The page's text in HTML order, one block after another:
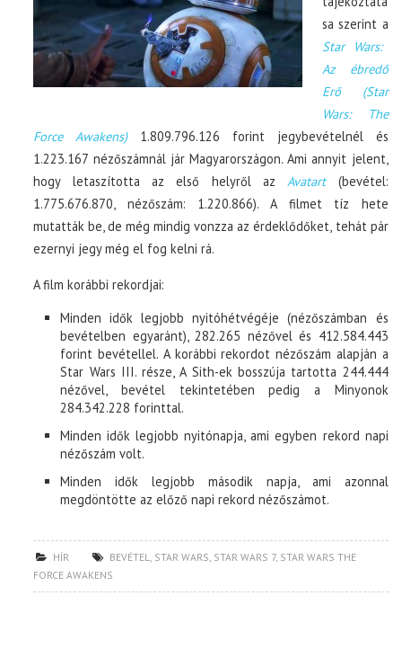
sa szerint a
Star Wars:
Az ébredő
Erő (Star
Wars: The
Force Awakens)1.809.796.126 forint jegybevételnél és
1.223.167 nézőszámnál jár Magyarországon. Ami annyit jelent,
hogy letaszította az első helyről azAvatart(bevétel:
1.775.676.870, nézőszám: 1.220.866). A filmet tíz hete
mutatták be, de még mindig vonzza az érdeklődőket, tehát pár
ezernyi jegy még el fog kelni rá.
A film korábbi rekordjai:
Minden idők legjobb nyitóhétvégéje (nézőszámban és
bevételben egyaránt), 282.265 nézővel és 412.584.443
forint bevétellel. A korábbi rekordot nézőszám alapján a
Star Wars III. része, A Sith-ek bosszúja tartotta 244.444
nézővel, bevétel tekintetében pedig a Minyonok
284.342.228 forinttal.
Minden idők legjobb nyitónapja, ami egyben rekord napi
nézőszám volt.
Minden idők legjobb második napja, ami azonnal
megdöntötte az előző napi rekord nézőszámot.
HÍR BEVÉTEL STAR WARS STAR WARS 7, STAR WARS THE
FORCE AWAKENS